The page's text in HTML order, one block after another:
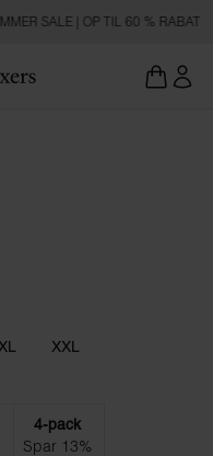
SALE | OP TIL 60 % RABAT
XL XXL
4-pack
Spar 13%